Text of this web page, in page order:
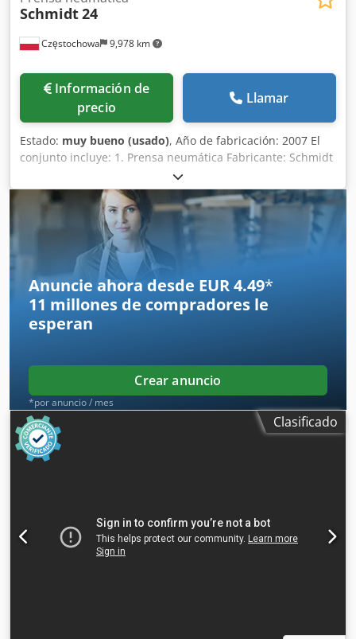
Częstochowa 9,978 km
Schmidt24
Información de
precio
Llamar
Estado: muy bueno (usado), Año de fabricación: 2007 El
conjunto incluye: 1. Prensa neumática Fabricante: Schmidt
Crodsx Eiuxepfx Afief Tipo: 24 Fuerza de prensado: 9 kN
Control bimanual (activación a dos manos) 2. Guía de
banda para estampación / embossing Fabricante: SAEP
Tipo: HSG 3. Sistema de control Fabricante: Siemens Tipo:
Simatic Panel 4. Equipamiento adicional Lámpara con lupa
Mesa de trabajo Silla ergonómica de trabajo con
protecciones
Anuncie ahora desde EUR 4.49*
11 millones de compradores le
esperan
Crear anuncio
*por anuncio / mes
Clasificado